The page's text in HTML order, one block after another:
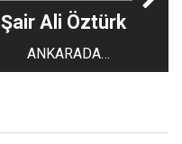
Şair Ali Öztürk
ANKARADA
MİSAFİRHANE